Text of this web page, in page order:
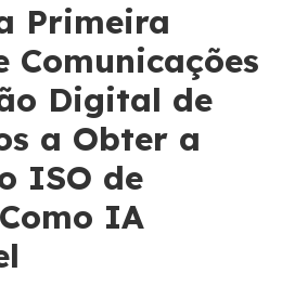
Primeira
Comunicações
Digital de
a Obter a
ISO de
IA